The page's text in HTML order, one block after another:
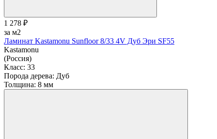
1 278 ₽
за м2
Ламинат Kastamonu Sunfloor 8/33 4V Дуб Эри SF55
Kastamonu
(Россия)
Класс: 33
Порода дерева: Дуб
Толщина: 8 мм